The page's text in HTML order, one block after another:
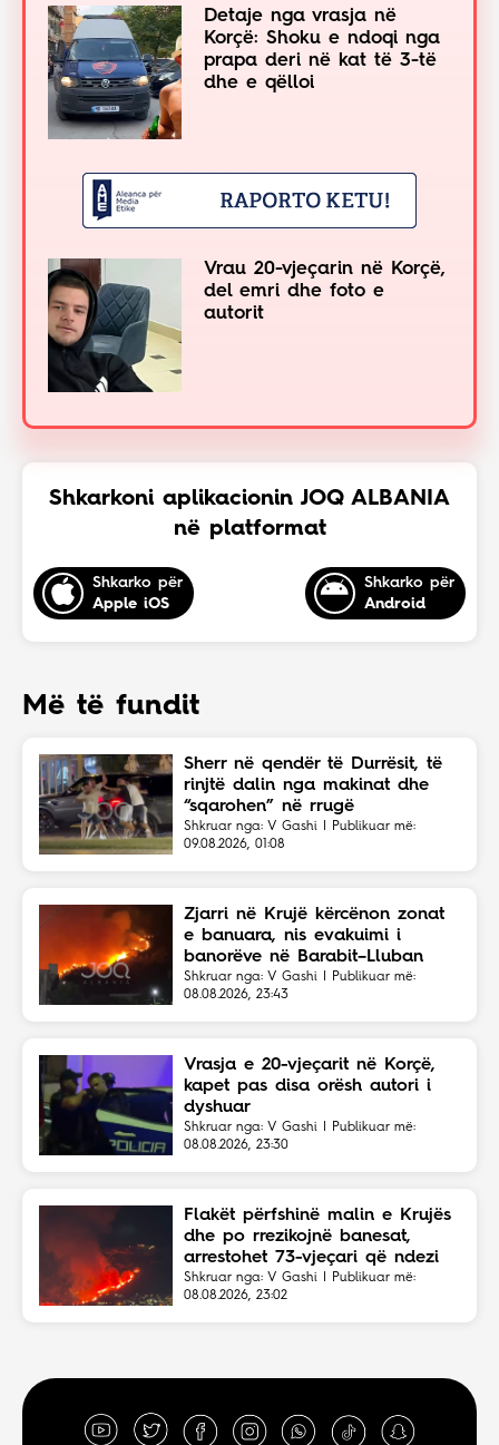
Detaje nga vrasja në
Korçë: Shoku e ndoqi nga
prapa deri në kat të 3-të
dhe e qëlloi
Vrau 20-vjeçarin në Korçë,
del emri dhe foto e
autorit
Shkarkoni aplikacionin JOQ ALBANIA
në platformat
Shkarko për
Apple iOS
Shkarko për
Android
Më të fundit
Sherr në qendër të Durrësit, të
rinjtë dalin nga makinat dhe
“sqarohen” në rrugë
Shkruar nga: V Gashi | Publikuar më:
09.08.2026, 01:08
Zjarri në Krujë kërcënon zonat
e banuara, nis evakuimi i
banorëve në Barabit–Lluban
Shkruar nga: V Gashi | Publikuar më:
08.08.2026, 23:43
Vrasja e 20-vjeçarit në Korçë,
kapet pas disa orësh autori i
dyshuar
Shkruar nga: V Gashi | Publikuar më:
08.08.2026, 23:30
Flakët përfshinë malin e Krujës
dhe po rrezikojnë banesat,
arrestohet 73-vjeçari që ndezi
zjarrin për të djegur barin
Shkruar nga: V Gashi | Publikuar më:
08.08.2026, 23:02